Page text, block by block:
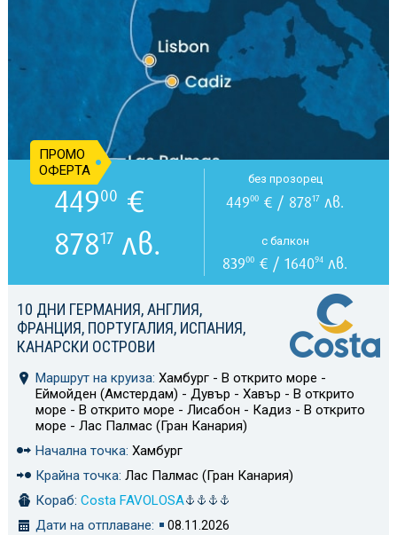
10 ДНИ ГЕРМАНИЯ, АНГЛИЯ,
ФРАНЦИЯ, ПОРТУГАЛИЯ, ИСПАНИЯ,
КАНАРСКИ ОСТРОВИ
Маршрут на круиза: Хамбург - В открито море -
Еймойден (Амстердам) - Дувър - Хавър - В открито
море - В открито море - Лисабон - Кадиз - В открито
море - Лас Палмас (Гран Канария)
Начална точка: Хамбург
Крайна точка: Лас Палмас (Гран Канария)
Кораб: Costa FAVOLOSA
Дати на отплаване:
08.11.2026
44900 €
87817 лв.
ПРОМО
ОФЕРТА
без прозорец
44900 € / 87817 лв.
с балкон
83900 € / 164094 лв.